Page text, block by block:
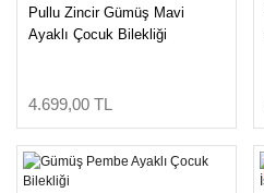
Pullu Zincir Gümüş Mavi
Ayaklı Çocuk Bilekliği
4.699,00 TL